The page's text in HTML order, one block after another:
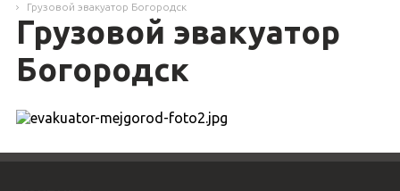
Грузовой эвакуатор Богородск
Грузовой эвакуатор
Богородск